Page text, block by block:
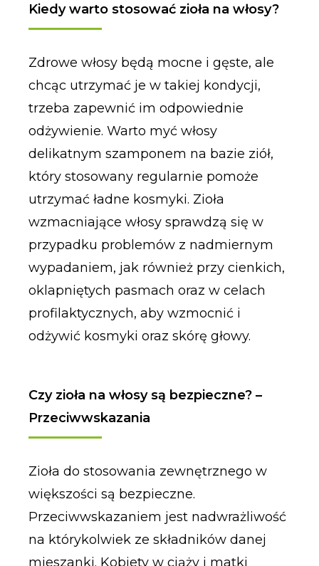
Kiedy warto stosować zioła na włosy?
Zdrowe włosy będą mocne i gęste, ale
chcąc utrzymać je w takiej kondycji,
trzeba zapewnić im odpowiednie
odżywienie. Warto myć włosy
delikatnym szamponem na bazie ziół,
który stosowany regularnie pomoże
utrzymać ładne kosmyki. Zioła
wzmacniające włosy sprawdzą się w
przypadku problemów z nadmiernym
wypadaniem, jak również przy cienkich,
oklapniętych pasmach oraz w celach
profilaktycznych, aby wzmocnić i
odżywić kosmyki oraz skórę głowy.
Czy zioła na włosy są bezpieczne? –
Przeciwwskazania
Zioła do stosowania zewnętrznego w
większości są bezpieczne.
Przeciwwskazaniem jest nadwrażliwość
na którykolwiek ze składników danej
mieszanki. Kobiety w ciąży i matki